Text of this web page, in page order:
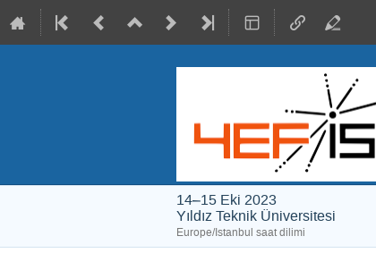
14–15 Eki 2023
Yıldız Teknik Üniversitesi
Europe/Istanbul saat dilimi